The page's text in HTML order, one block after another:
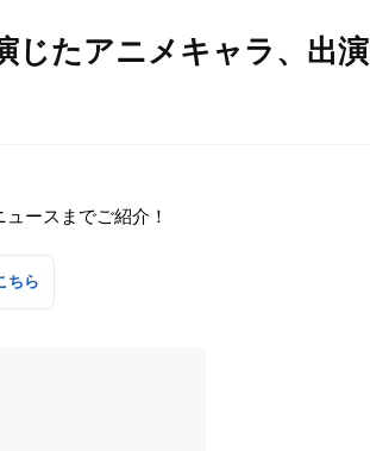
じたアニメキャラ、出演
ースまでご紹介！
ちら